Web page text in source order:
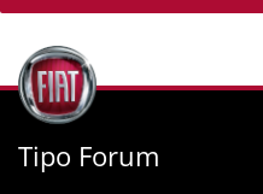
Tipo Forum